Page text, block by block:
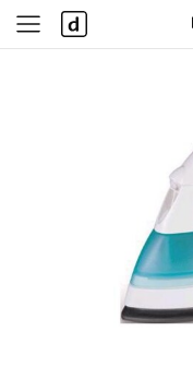
사
이
다
나
와